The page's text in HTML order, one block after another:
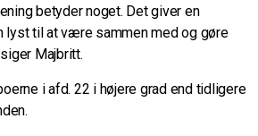
betyder noget. Det giver en
til at være sammen med og gøre
Majbritt.
i afd. 22 i højere grad end tidligere